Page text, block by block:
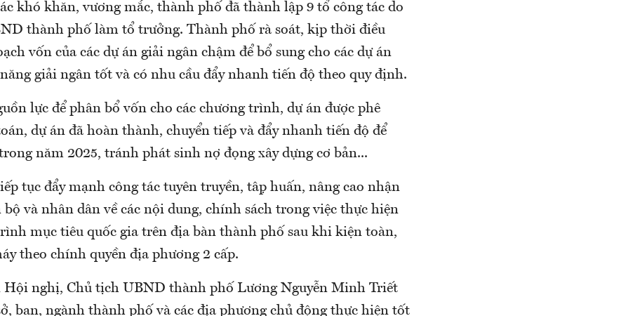
khó khăn, vương mắc, thành phố đã thành lập 9 tổ công tác do
thành phố làm tổ trưởng. Thành phố rà soát, kịp thời điều
vốn của các dự án giải ngân chậm để bổ sung cho các dự án
giải ngân tốt và có nhu cầu đẩy nhanh tiến độ theo quy định.
lực để phân bổ vốn cho các chương trình, dự án được phê
dự án đã hoàn thành, chuyển tiếp và đẩy nhanh tiến độ để
năm 2025, tránh phát sinh nợ đọng xây dựng cơ bản...
tục đẩy mạnh công tác tuyên truyền, tập huấn, nâng cao nhận
bộ và nhân dân về các nội dung, chính sách trong việc thực hiện
mục tiêu quốc gia trên địa bàn thành phố sau khi kiện toàn,
theo chính quyền địa phương 2 cấp.
Hội nghị, Chủ tịch UBND thành phố Lương Nguyễn Minh Triết
ban, ngành thành phố và các địa phương chủ động thực hiện tốt